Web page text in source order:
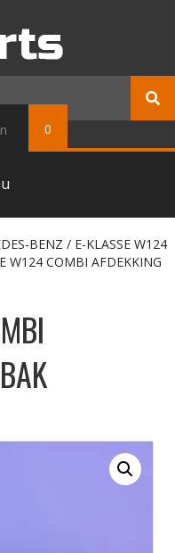
0
BENZ / E-KLASSE W124
W124 COMBI AFDEKKING